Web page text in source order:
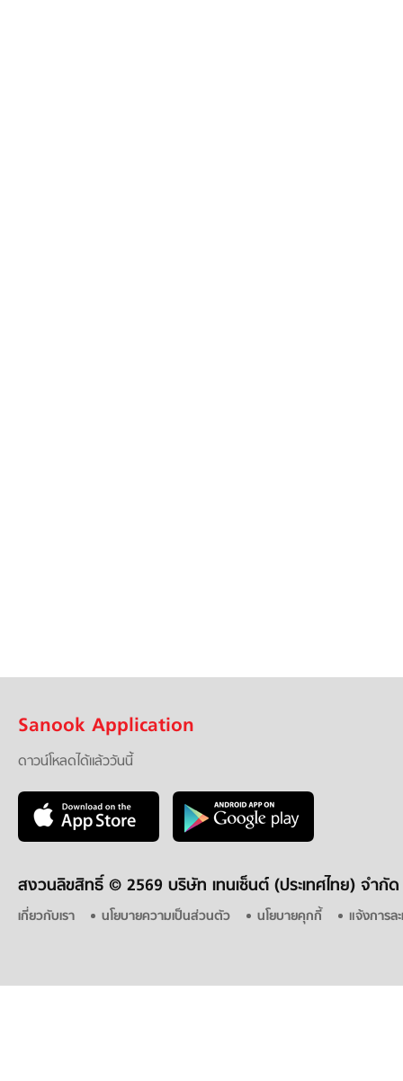
Sanook Application
ดาวน์โหลดได้แล้ววันนี้
สงวนลิขสิทธิ์ © 2569 บริษัท เทนเซ็นต์ (ประเทศไทย) จำกัด
เกี่ยวกับเรา นโยบายความเป็นส่วนตัว นโยบายคุกกี้ แจ้งการล